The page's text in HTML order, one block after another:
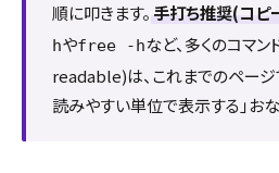
順に叩きます。 手打ち推奨(コピ
hやfree -hなど、多くのコマ
readable)は、これまでのページ
読みやすい単位で表示する」おな